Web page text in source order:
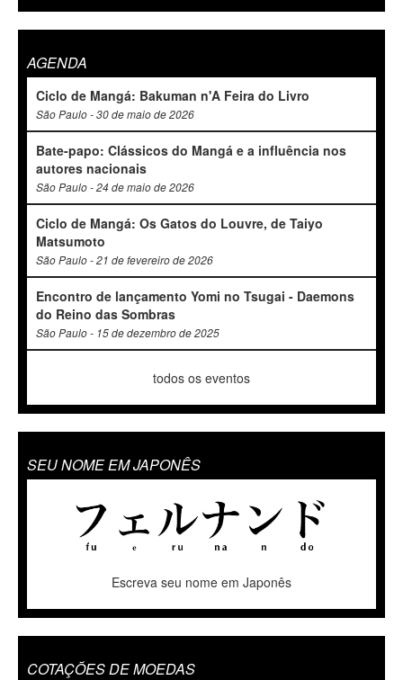
AGENDA
Ciclo de Mangá: Bakuman n'A Feira do Livro
São Paulo - 30 de maio de 2026
Bate-papo: Clássicos do Mangá e a influência nos
autores nacionais
São Paulo - 24 de maio de 2026
Ciclo de Mangá: Os Gatos do Louvre, de Taiyo
Matsumoto
São Paulo - 21 de fevereiro de 2026
Encontro de lançamento Yomi no Tsugai - Daemons
do Reino das Sombras
São Paulo - 15 de dezembro de 2025
todos os eventos
SEU NOME EM JAPONÊS
Escreva seu nome em Japonês
COTAÇÕES DE MOEDAS